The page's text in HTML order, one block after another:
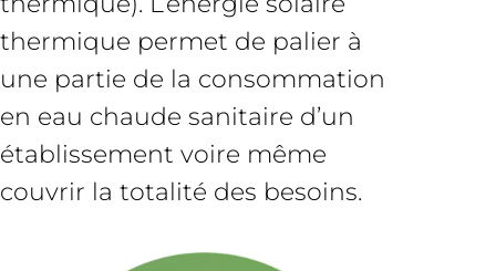
thermique permet de palier à
une partie de la consommation
en eau chaude sanitaire d’un
établissement voire même
couvrir la totalité des besoins.